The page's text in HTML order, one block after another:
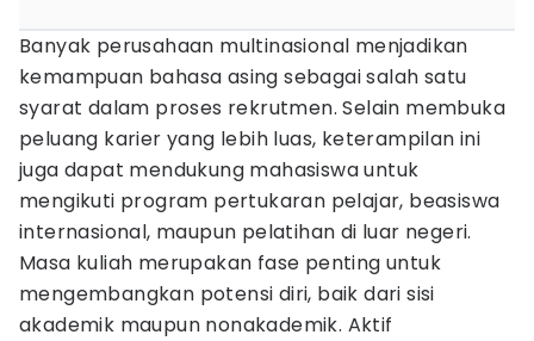
Banyak perusahaan multinasional menjadikan
kemampuan bahasa asing sebagai salah satu
syarat dalam proses rekrutmen. Selain membuka
peluang karier yang lebih luas, keterampilan ini
juga dapat mendukung mahasiswa untuk
mengikuti program pertukaran pelajar, beasiswa
internasional, maupun pelatihan di luar negeri.
Masa kuliah merupakan fase penting untuk
mengembangkan potensi diri, baik dari sisi
akademik maupun nonakademik. Aktif